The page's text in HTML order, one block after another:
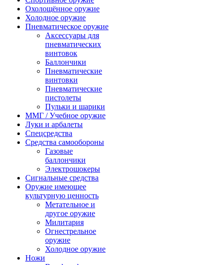
Охолощённое оружие
Холодное оружие
Пневматическое оружие
Аксессуары для
пневматических
винтовок
Баллончики
Пневматические
винтовки
Пневматические
пистолеты
Пульки и шарики
ММГ / Учебное оружие
Луки и арбалеты
Спецсредства
Средства самообороны
Газовые
баллончики
Электрошокеры
Сигнальные средства
Оружие имеющее
культурную ценность
Метательное и
другое оружие
Милитария
Огнестрельное
оружие
Холодное оружие
Ножи